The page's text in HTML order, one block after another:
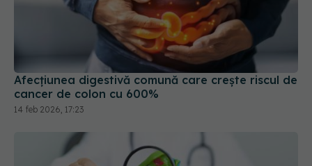
Afecțiunea digestivă comună care crește riscul de
cancer de colon cu 600%
14 feb 2026, 17:23